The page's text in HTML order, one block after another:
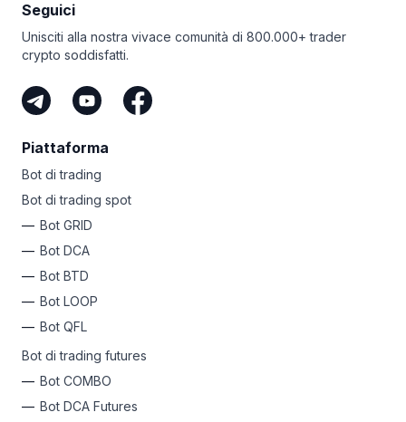
guadagnare con i referral Bitsgap. Se hai un pubblico
di follower e condividi il tuo link unico, puoi fare una
fortuna come affiliato Bitsgap. È il modo più semplice per
guadagnare crypto senza rischiare i tuoi fondi.
Seguici
Unisciti alla nostra vivace comunità di 800.000+ trader
crypto soddisfatti.
Piattaforma
Bot di trading
Bot di trading spot
Bot GRID
Bot DCA
Bot BTD
Bot LOOP
Bot QFL
Bot di trading futures
Bot COMBO
Bot DCA Futures